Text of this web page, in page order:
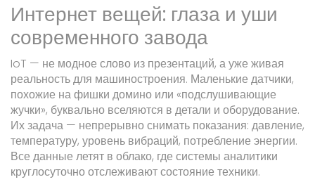
Интернет вещей: глаза и уши
современного завода
IoT — не модное слово из презентаций, а уже живая
реальность для машиностроения. Маленькие датчики,
похожие на фишки домино или «подслушивающие
жучки», буквально вселяются в детали и оборудование.
Их задача — непрерывно снимать показания: давление,
температуру, уровень вибраций, потребление энергии.
Все данные летят в облако, где системы аналитики
круглосуточно отслеживают состояние техники.